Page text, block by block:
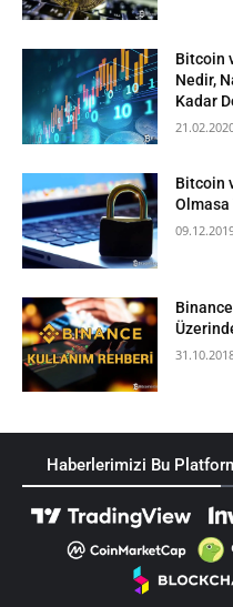
Bitcoin
Nedir,
Kadar
Bitcoin
Olmasa
Haberlerimizi Bu